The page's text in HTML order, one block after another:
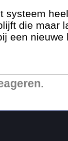
systeem
die maar
een nieuwe